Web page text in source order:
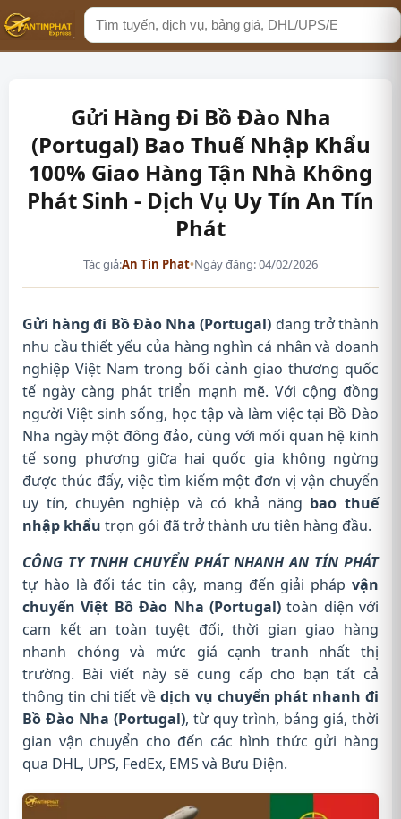
Tìm
kiếm
Gửi Hàng Đi Bồ Đào Nha
(Portugal) Bao Thuế Nhập Khẩu
100% Giao Hàng Tận Nhà Không
Phát Sinh - Dịch Vụ Uy Tín An Tín
Phát
Tác giả:An Tin Phat•Ngày đăng: 04/02/2026
Gửi hàng đi Bồ Đào Nha (Portugal) đang trở thành
nhu cầu thiết yếu của hàng nghìn cá nhân và doanh
nghiệp Việt Nam trong bối cảnh giao thương quốc
tế ngày càng phát triển mạnh mẽ. Với cộng đồng
người Việt sinh sống, học tập và làm việc tại Bồ Đào
Nha ngày một đông đảo, cùng với mối quan hệ kinh
tế song phương giữa hai quốc gia không ngừng
được thúc đẩy, việc tìm kiếm một đơn vị vận chuyển
uy tín, chuyên nghiệp và có khả năng bao thuế
nhập khẩu trọn gói đã trở thành ưu tiên hàng đầu.
CÔNG TY TNHH CHUYỂN PHÁT NHANH AN TÍN PHÁT
tự hào là đối tác tin cậy, mang đến giải pháp vận
chuyển Việt Bồ Đào Nha (Portugal)toàn diện với
cam kết an toàn tuyệt đối, thời gian giao hàng
nhanh chóng và mức giá cạnh tranh nhất thị
trường. Bài viết này sẽ cung cấp cho bạn tất cả
thông tin chi tiết về dịch vụ chuyển phát nhanh đi
Bồ Đào Nha (Portugal), từ quy trình, bảng giá, thời
gian vận chuyển cho đến các hình thức gửi hàng
qua DHL, UPS, FedEx, EMS và Bưu Điện.